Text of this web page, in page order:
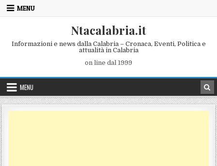
Skip to content
MENU
Ntacalabria.it
Informazioni e news dalla Calabria – Cronaca, Eventi, Politica e
attualità in Calabria
on line dal 1999
MENU